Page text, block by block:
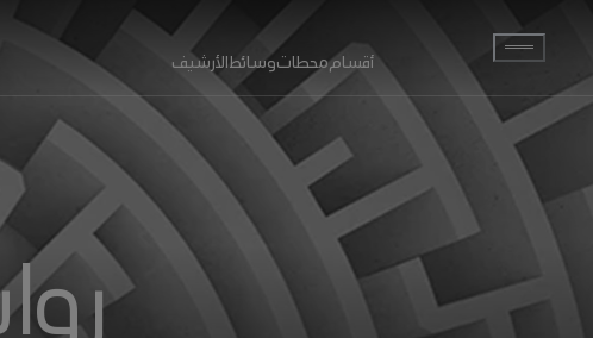
انتقل إلى المحتوى الرئيسي
أقساممحطاتوسائطالأرشيف